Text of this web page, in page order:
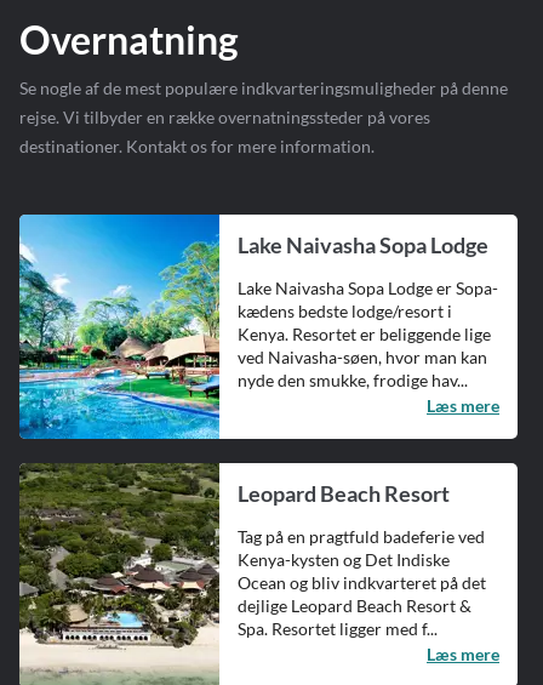
Overnatning
Se nogle af de mest populære indkvarteringsmuligheder på denne
rejse. Vi tilbyder en række overnatningssteder på vores
destinationer. Kontakt os for mere information.
Lake Naivasha Sopa Lodge
Lake Naivasha Sopa Lodge er Sopa-
kædens bedste lodge/resort i
Kenya. Resortet er beliggende lige
ved Naivasha-søen, hvor man kan
nyde den smukke, frodige hav...
Læs mere
Leopard Beach Resort
Tag på en pragtfuld badeferie ved
Kenya-kysten og Det Indiske
Ocean og bliv indkvarteret på det
dejlige Leopard Beach Resort &
Spa. Resortet ligger med f...
Læs mere